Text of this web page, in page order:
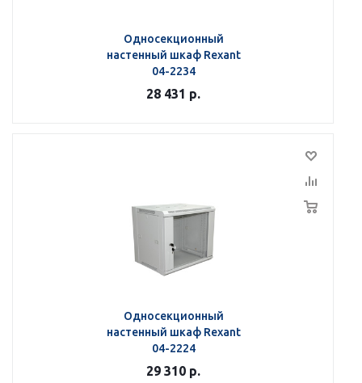
Односекционный
настенный шкаф Rexant
04-2234
28 431 р.
Односекционный
настенный шкаф Rexant
04-2224
29 310 р.